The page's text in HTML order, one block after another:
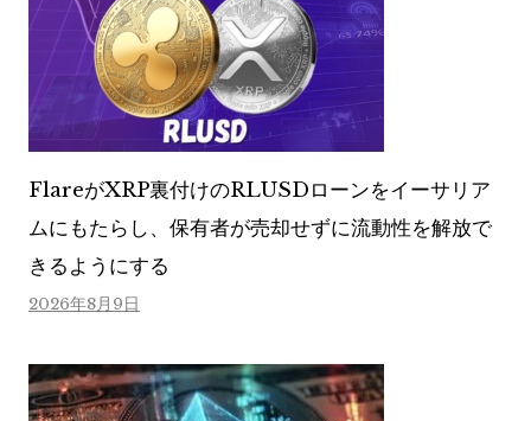
FlareがXRP裏付けのRLUSDローンをイーサリア
ムにもたらし、保有者が売却せずに流動性を解放で
きるようにする
2026年8月9日